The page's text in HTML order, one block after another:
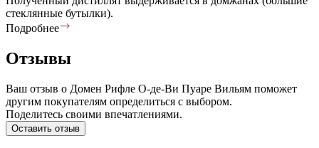
стеклянные бутылки).
Подробнее
Отзывы
Ваш отзыв о Домен Рифле О-де-Ви Пуаре Вильям поможет
другим покупателям определиться с выбором.
Поделитесь своими впечатлениями.
Оставить отзыв